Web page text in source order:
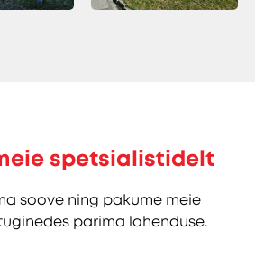
spetsialistidelt
soove ning pakume meie
parima lahenduse.